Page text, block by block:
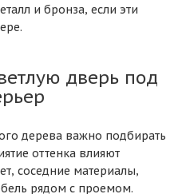
и бронза, если эти
дверь под
дерева важно подбирать
оттенка влияют
соседние материалы,
рядом с проемом.